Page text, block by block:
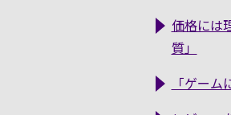
価格には
質」
「ゲー